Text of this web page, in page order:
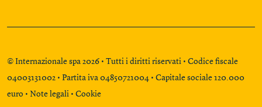
© Internazionale spa 2026 • Tutti i diritti riservati • Codice fiscale
04003131002 • Partita iva 04850721004 • Capitale sociale 120.000
euro • Note legali • Cookie